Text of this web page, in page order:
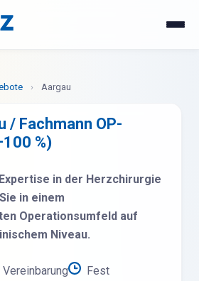
› Aargau
/ Fachmann OP-
%)
in der Herzchirurgie
in einem
Operationsumfeld auf
Niveau.
Vereinbarung Fest